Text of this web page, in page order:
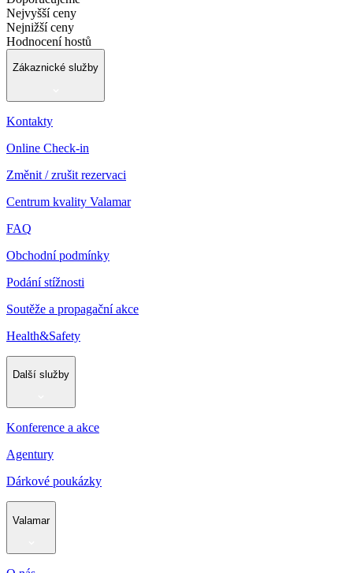
Nejvyšší ceny
Nejnižší ceny
Hodnocení hostů
Zákaznické služby
Kontakty
Online Check-in
Změnit / zrušit rezervaci
Centrum kvality Valamar
FAQ
Obchodní podmínky
Podání stížnosti
Soutěže a propagační akce
Health&Safety
Další služby
Konference a akce
Agentury
Dárkové poukázky
Valamar